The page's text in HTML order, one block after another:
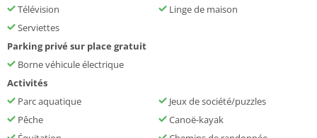
Télévision
Linge de maison
Serviettes
Parking privé sur place gratuit
Borne véhicule électrique
Activités
Parc aquatique
Jeux de société/puzzles
Pêche
Canoë-kayak